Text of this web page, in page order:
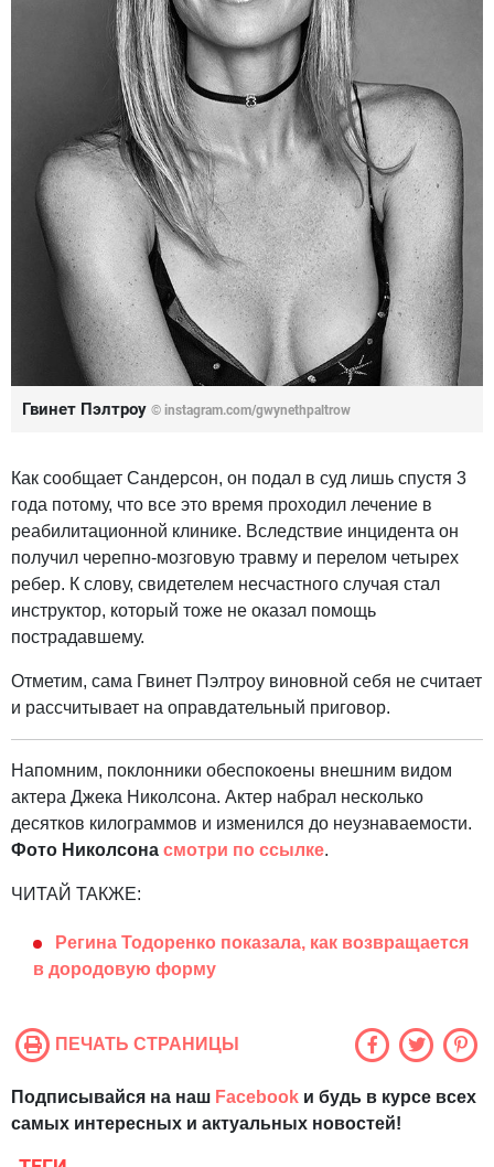
Гвинет Пэлтроу © instagram.com/gwynethpaltrow
Как сообщает Сандерсон, он подал в суд лишь спустя 3
года потому, что все это время проходил лечение в
реабилитационной клинике. Вследствие инцидента он
получил черепно-мозговую травму и перелом четырех
ребер. К слову, свидетелем несчастного случая стал
инструктор, который тоже не оказал помощь
пострадавшему.
Отметим, сама Гвинет Пэлтроу виновной себя не считает
и рассчитывает на оправдательный приговор.
Напомним, поклонники обеспокоены внешним видом
актера Джека Николсона. Актер набрал несколько
десятков килограммов и изменился до неузнаваемости.
Фото Николсона смотри по ссылке.
ЧИТАЙ ТАКЖЕ:
Регина Тодоренко показала, как возвращается
в дородовую форму
ПЕЧАТЬ СТРАНИЦЫ
Подписывайся на наш Facebook и будь в курсе всех
самых интересных и актуальных новостей!